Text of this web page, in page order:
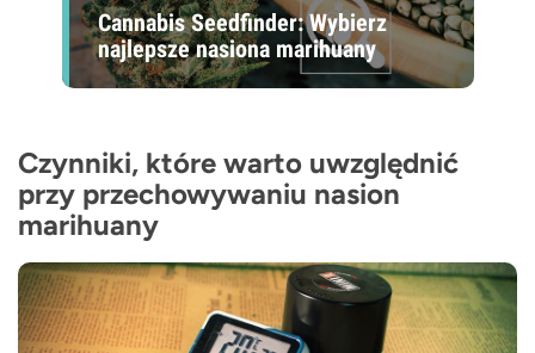
Cannabis Seedfinder: Wybierz
najlepsze nasiona marihuany
Czynniki, które warto uwzględnić
przy przechowywaniu nasion
marihuany